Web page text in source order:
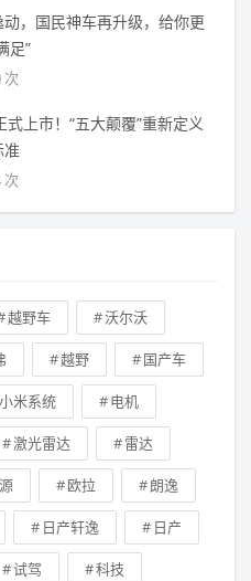
，国民神车再升级，给你更
足”
次
式上市！“五大颠覆”重新定义
准
次
越野车 沃尔沃
越野 国产车
小米系统 电机
激光雷达 雷达
欧拉 朗逸
日产轩逸 日产
试驾 科技